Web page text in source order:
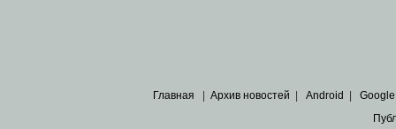
Главная Архив новостей Android Google